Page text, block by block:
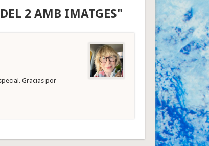
2 AMB IMATGES"
Gracias por